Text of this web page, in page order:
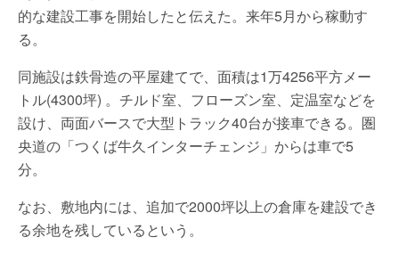
的な建設工事を開始したと伝えた。来年5月から稼動す
る。
同施設は鉄骨造の平屋建てで、面積は1万4256平方メー
トル(4300坪) 。チルド室、フローズン室、定温室などを
設け、両面バースで大型トラック40台が接車できる。圏
央道の「つくば牛久インターチェンジ」からは車で5
分。
なお、敷地内には、追加で2000坪以上の倉庫を建設でき
る余地を残しているという。